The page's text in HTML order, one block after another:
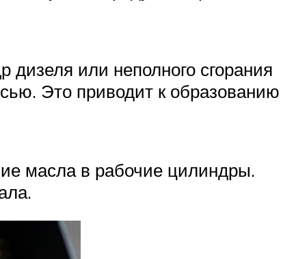
дизеля или неполного сгорания
Это приводит к образованию
масла в рабочие цилиндры.